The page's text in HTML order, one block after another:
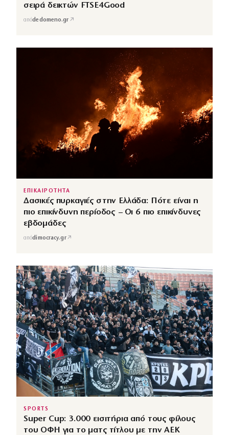
σειρά δεικτών FTSE4Good
απόdedomeno.gr ↗
ΕΠΙΚΑΙΡΟΤΗΤΑ
Δασικές πυρκαγιές στην Ελλάδα: Πότε είναι η
πιο επικίνδυνη περίοδος – Οι 6 πιο επικίνδυνες
εβδομάδες
απόdimocracy.gr↗
SPORTS
Super Cup: 3.000 εισιτήρια από τους φίλους
του ΟΦΗ για το ματς τίτλου με την ΑΕΚ